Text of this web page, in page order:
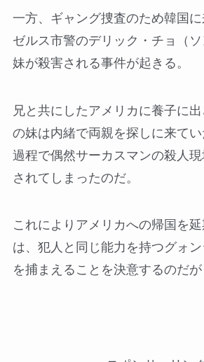
一方、ギャング捜査のため韓国
ゼルス市警のデリック・チョ（
妹が殺害される事件が起きる。
兄と共にしたアメリカに養子に
の妹は内緒で両親を探しに来て
過程で偶然サーカスマンの殺人
されてしまったのだ。
これによりアメリカへの帰国を
は、犯人と同じ能力を持つグォ
を捕まえることを決意するのだが